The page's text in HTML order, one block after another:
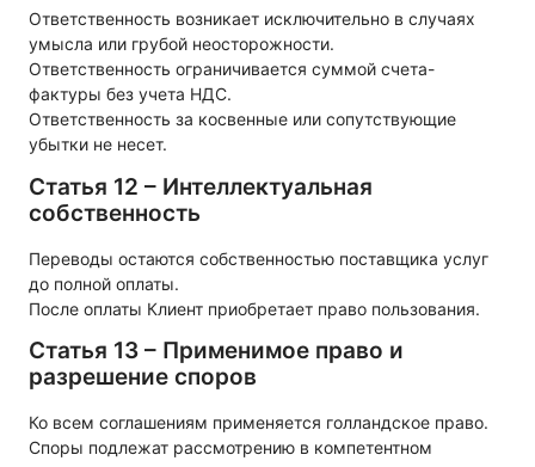
Ответственность возникает исключительно в случаях
умысла или грубой неосторожности.
Ответственность ограничивается суммой счета-
фактуры без учета НДС.
Ответственность за косвенные или сопутствующие
убытки не несет.
Статья 12 – Интеллектуальная
собственность
Переводы остаются собственностью поставщика услуг
до полной оплаты.
После оплаты Клиент приобретает право пользования.
Статья 13 – Применимое право и
разрешение споров
Ко всем соглашениям применяется голландское право.
Споры подлежат рассмотрению в компетентном